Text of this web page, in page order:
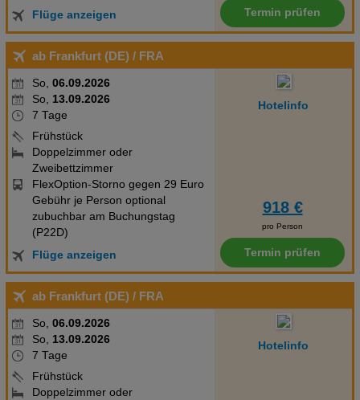
Flüge anzeigen
Termin prüfen
ab Frankfurt (DE) / FRA
So, 06.09.2026
So, 13.09.2026
7 Tage
Frühstück
Doppelzimmer oder
Zweibettzimmer
FlexOption-Storno gegen 29 Euro
Gebühr je Person optional
zubuchbar am Buchungstag
(P22D)
Flüge anzeigen
Hotelinfo
918 €
pro Person
Termin prüfen
ab Frankfurt (DE) / FRA
So, 06.09.2026
So, 13.09.2026
7 Tage
Frühstück
Doppelzimmer oder
Hotelinfo